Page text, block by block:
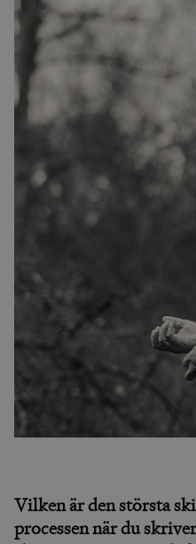
Vilken är den största
processen när du